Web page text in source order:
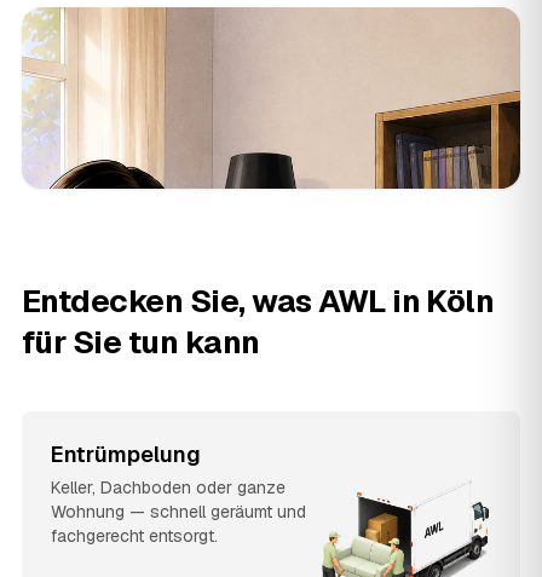
Entdecken Sie, was AWL in Köln
für Sie tun kann
Entrümpelung
Keller, Dachboden oder ganze
Wohnung — schnell geräumt und
fachgerecht entsorgt.